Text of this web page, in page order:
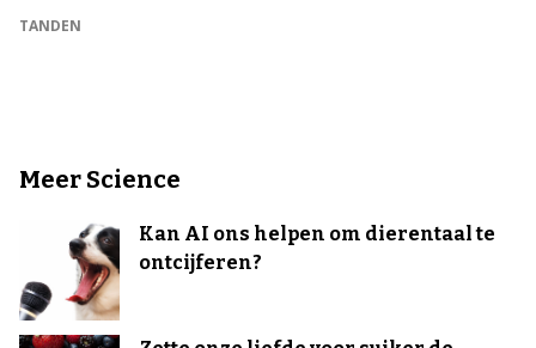
TANDEN
Meer Science
Kan AI ons helpen om dierentaal te
ontcijferen?